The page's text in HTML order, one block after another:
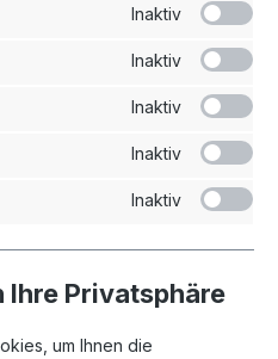
Inaktiv
Inaktiv
Inaktiv
Inaktiv
Inaktiv
Privatsphäre
um Ihnen die